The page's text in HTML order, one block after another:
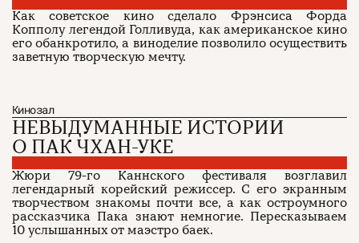
Как советское кино сделало Фрэнсиса Форда
Копполу легендой Голливуда, как американское кино
его обанкротило, а виноделие позволило осуществить
заветную творческую мечту.
Кинозал
НЕВЫДУМАННЫЕ ИСТОРИИ
О ПАК ЧХАН-УКЕ
Жюри 79-го Каннского фестиваля возглавил
легендарный корейский режиссер. С его экранным
творчеством знакомы почти все, а как остроумного
рассказчика Пака знают немногие. Пересказываем
10 услышанных от маэстро баек.